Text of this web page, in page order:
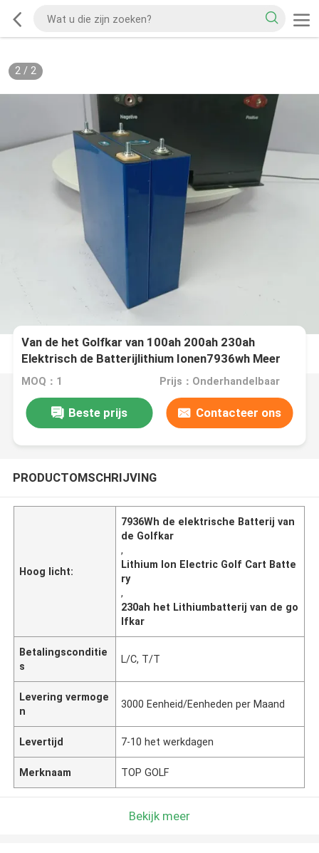
2/ 2
Van de het Golfkar van 100ah 200ah 230ah
Elektrisch de Batterijlithium Ionen7936wh Meer
Energie
MOQ：1 Prijs：Onderhandelbaar
Beste prijs Contacteer ons
PRODUCTOMSCHRIJVING
Hoog licht:
7936Wh de elektrische Batterij van
de Golfkar
,
Lithium Ion Electric Golf Cart Batte
ry
,
230ah het Lithiumbatterij van de go
lfkar
Betalingsconditie
s
L/C, T/T
Levering vermoge
n
3000 Eenheid/Eenheden per Maand
Levertijd 7-10 het werkdagen
Merknaam TOP GOLF
Bekijk meer